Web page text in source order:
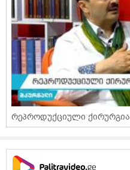
რეპროდუქციული ქირურგია